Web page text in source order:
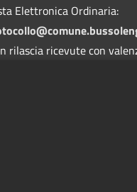
Elettronica Ordinaria:
rilascia ricevute con